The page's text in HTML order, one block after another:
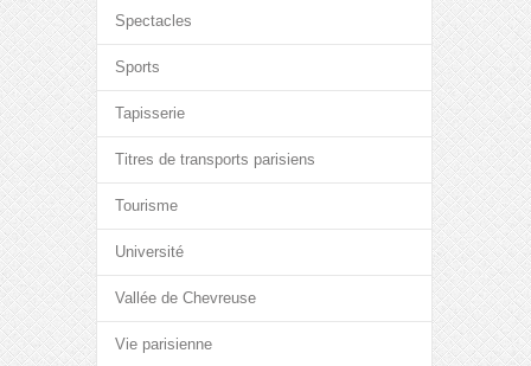
Spectacles
Sports
Tapisserie
Titres de transports parisiens
Tourisme
Université
Vallée de Chevreuse
Vie parisienne